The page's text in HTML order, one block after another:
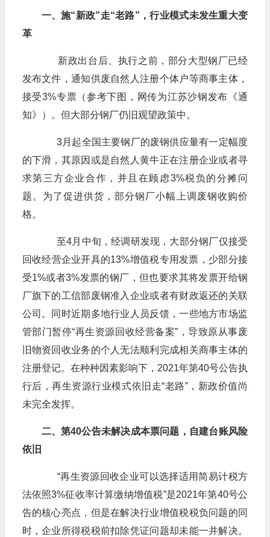
一、施“新政”走“老路”，行业模式未发生重大变
革
新政出台后、执行之前，部分大型钢厂已经
发布文件，通知供废自然人注册个体户等商事主体，
接受3%专票（参考下图，网传为江苏沙钢发布《通
知》）。但大部分钢厂仍旧观望政策中。
3月起全国主要钢厂的废钢供应量有一定幅度
的下滑，其原因或是自然人黄牛正在注册企业或者寻
求第三方企业合作，并且在顾虑3%税负的分摊问
题。为了促进供货，部分钢厂小幅上调废钢收购价
格。
至4月中旬，经调研发现，大部分钢厂仅接受
回收经营企业开具的13%增值税专用发票，少部分接
受1%或者3%发票的钢厂，但也要求其将发票开给钢
厂旗下的工信部废钢准入企业或者有财政返还的关联
公司。同时近期多地行业人员反馈，一些地方市场监
管部门暂停“再生资源回收经营备案”，导致原从事废
旧物资回收业务的个人无法顺利完成相关商事主体的
注册登记。在种种因素影响下，2021年第40号公告执
行后，再生资源行业模式依旧走“老路”，新政价值尚
未完全发挥。
二、第40公告未解决成本票问题，自建台账风险
依旧
“再生资源回收企业可以选择适用简易计税方
法依照3%征收率计算缴纳增值税”是2021年第40号公
告的核心亮点，但是在解决行业增值税税负问题的同
时，企业所得税税前扣除凭证问题却未能一并解决。